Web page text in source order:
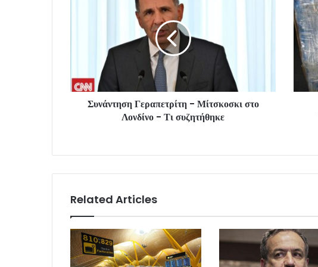
Συνάντηση Γεραπετρίτη - Μίτσκοσκι στο
Λονδίνο - Τι συζητήθηκε
Related Articles